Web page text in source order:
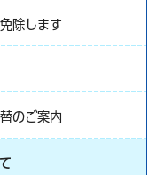
除します
のご案内